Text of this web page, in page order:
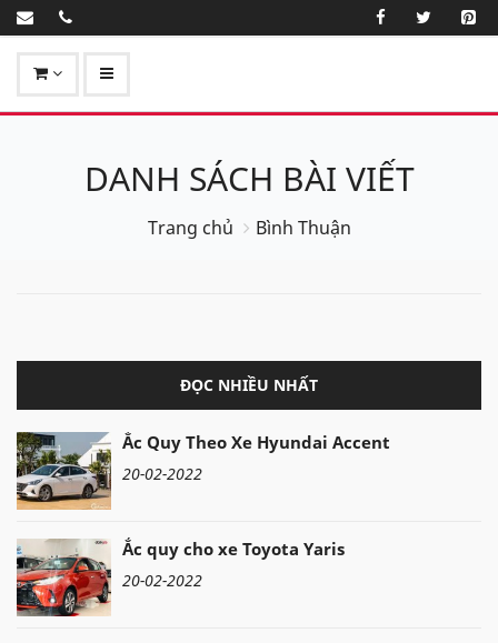
DANH SÁCH BÀI VIẾT
Trang chủ Bình Thuận
ĐỌC NHIỀU NHẤT
Ắc Quy Theo Xe Hyundai Accent
20-02-2022
Ắc quy cho xe Toyota Yaris
20-02-2022